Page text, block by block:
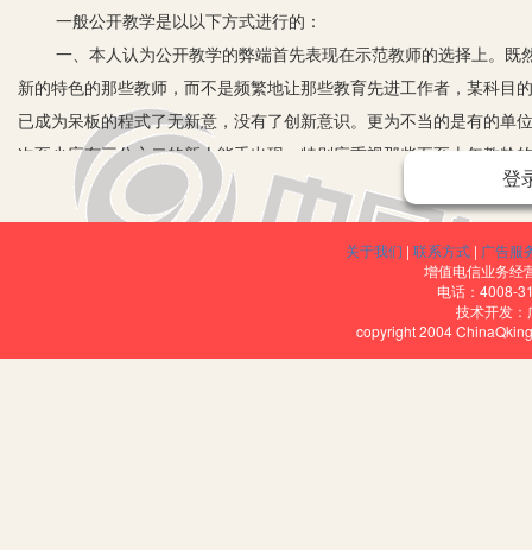
一般公开教学是以以下方式进行的：
一、本人认为公开教学的弊端首先表现在示范教师的选择上。既
新的特色的那些教师，而不是频繁地让那些教育先进工作者，某科
已成为呆板的程式了无新意，没有了创新意识。更为不当的是有的
次至少应有三分之二的新人能手出现。特别应重视那些五至十年教
二、选拔好选手，还应对新手予以必要的临场指导。有些教师我
点需注意：没有调整好自己的情绪，或是临场激动，或是情绪焦躁，
三、教学过程中存在的问题。过分依赖教案，不敢越雷池一步，
设置不合理。为求得学生回答与教案无关、自设禁区，把本来很有
登
关于我们 | 联系方式 | 广告服
增值电信业务经
电话：4008-
技术开发：
copyright 2004